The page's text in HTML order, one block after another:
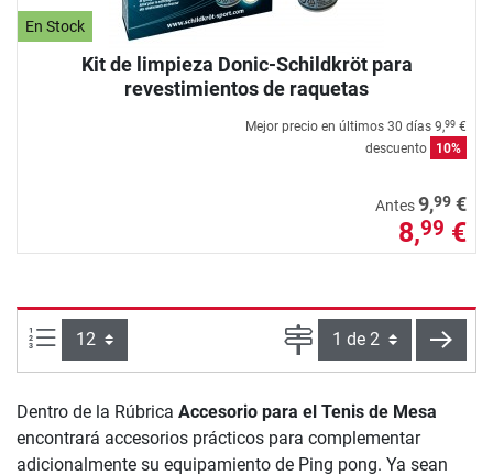
En Stock
Kit de limpieza Donic-Schildkröt para
revestimientos de raquetas
Mejor precio en últimos 30 días 9,99 €
descuento
10%
Antes9,99 €
8,99 €
Artículos por página: Página
Dentro de la Rúbrica Accesorio para el Tenis de Mesa
encontrará accesorios prácticos para complementar
adicionalmente su equipamiento de Ping pong. Ya sean